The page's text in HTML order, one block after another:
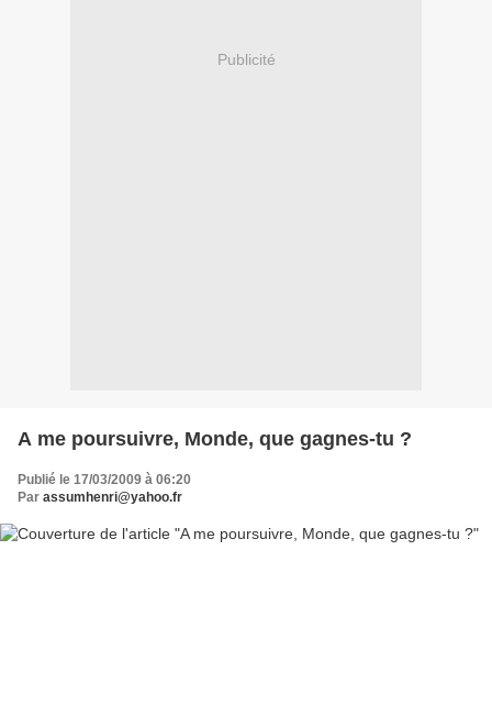
Publicité
A me poursuivre, Monde, que gagnes-tu ?
Publié le 17/03/2009 à 06:20
Par assumhenri@yahoo.fr